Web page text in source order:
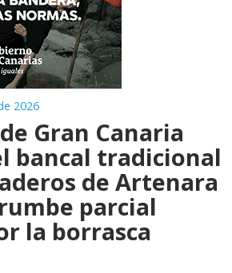
2026
Gran Canaria
bancal tradicional
de Artenara
parcial
la borrasca